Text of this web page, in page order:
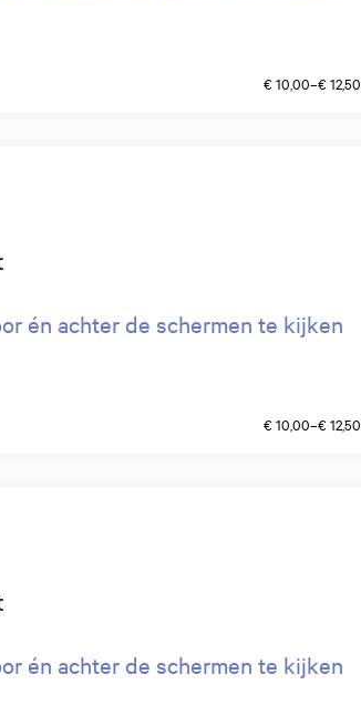
€ 10,00–€ 12,50
én achter de schermen te kijken
€ 10,00–€ 12,50
én achter de schermen te kijken